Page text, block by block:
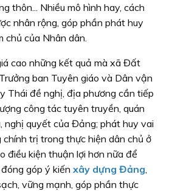
thôn... Nhiều mô hình hay, cách
nhân rộng, góp phần phát huy
chủ của Nhân dân.
cao những kết quả mà xã Đất
ban Tuyên giáo và Dân vận
Thái đề nghị, địa phương cần tiếp
công tác tuyên truyền, quán
nghị quyết của Đảng; phát huy vai
trị trong thực hiện dân chủ ở
điều kiện thuận lợi hơn nữa để
góp ý kiến xây dựng Đảng
vững mạnh, góp phần thực